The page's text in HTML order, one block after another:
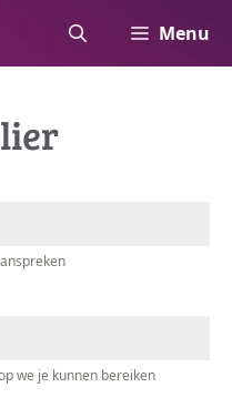
Menu
we je kunnen bereiken